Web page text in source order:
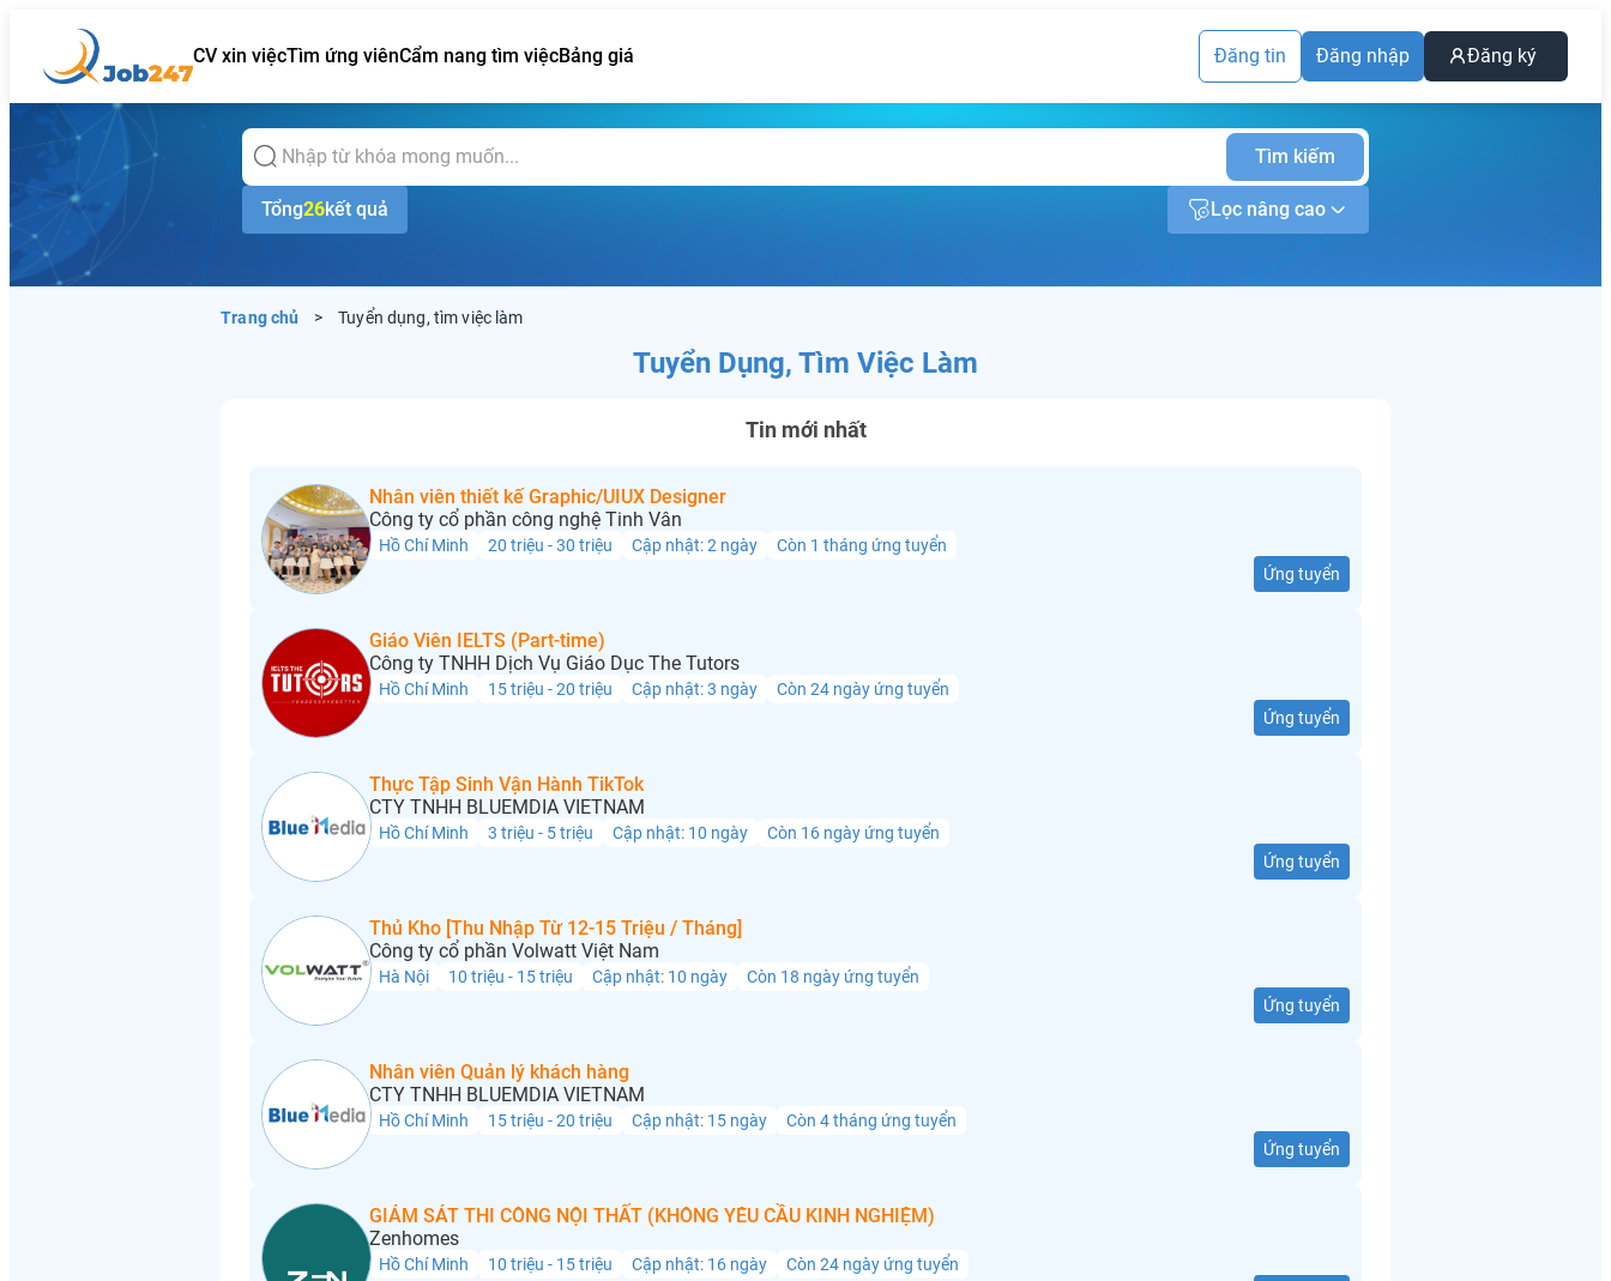
CV xin việcTìm ứng viênCẩm nang tìm việcBảng giá Đăng tin Đăng nhập Đăng ký
Tìm kiếm
Tổng26kết quả Lọc nâng cao
Trang chủ > Tuyển dụng, tìm việc làm
Tuyển Dụng, Tìm Việc Làm
Tin mới nhất
Nhân viên thiết kế Graphic/UIUX Designer
Công ty cổ phần công nghệ Tinh Vân
Hồ Chí Minh 20 triệu - 30 triệu Cập nhật: 2 ngày
Còn 1 tháng ứng tuyển
Ứng tuyển
Giáo Viên IELTS (Part-time)
Công ty TNHH Dịch Vụ Giáo Dục The Tutors
Hồ Chí Minh 15 triệu - 20 triệu Cập nhật: 3 ngày
Còn 24 ngày ứng tuyển
Ứng tuyển
Thực Tập Sinh Vận Hành TikTok
CTY TNHH BLUEMDIA VIETNAM
Hồ Chí Minh 3 triệu - 5 triệu Cập nhật: 10 ngày
Còn 16 ngày ứng tuyển
Ứng tuyển
Thủ Kho [Thu Nhập Từ 12-15 Triệu / Tháng]
Công ty cổ phần Volwatt Việt Nam
Hà Nội 10 triệu - 15 triệu Cập nhật: 10 ngày
Còn 18 ngày ứng tuyển
Ứng tuyển
Nhân viên Quản lý khách hàng
CTY TNHH BLUEMDIA VIETNAM
Hồ Chí Minh 15 triệu - 20 triệu Cập nhật: 15 ngày
Còn 4 tháng ứng tuyển
Ứng tuyển
GIÁM SÁT THI CÔNG NỘI THẤT (KHÔNG YÊU CẦU KINH NGHIỆM)
Zenhomes
Hồ Chí Minh 10 triệu - 15 triệu Cập nhật: 16 ngày
Còn 24 ngày ứng tuyển